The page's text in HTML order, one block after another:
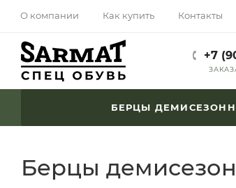
О компании Как купить Контакты
+7
БЕРЦЫ
Берцы